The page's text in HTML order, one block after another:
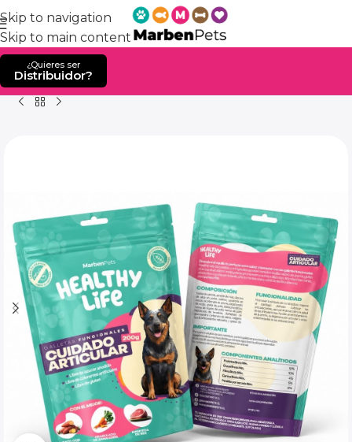
Skip to navigation
Skip to main content
¿Quieres ser
Distribuidor?
Home Producto